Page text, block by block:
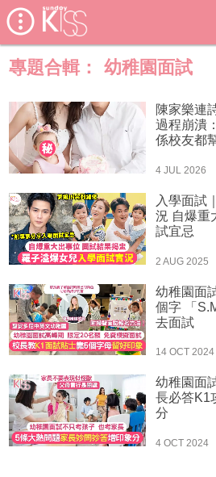
專題合輯： 幼稚園面試
陳家樂連
過程崩潰
係校友都
4 JUL 2026
入學面試
況 自爆重
試宜忌
2 AUG 2025
幼稚園面
個字 「
去面試
14 OCT 2024
幼稚園面
長必答K1
分
4 OCT 2024